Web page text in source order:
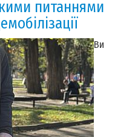
питаннями
Ви